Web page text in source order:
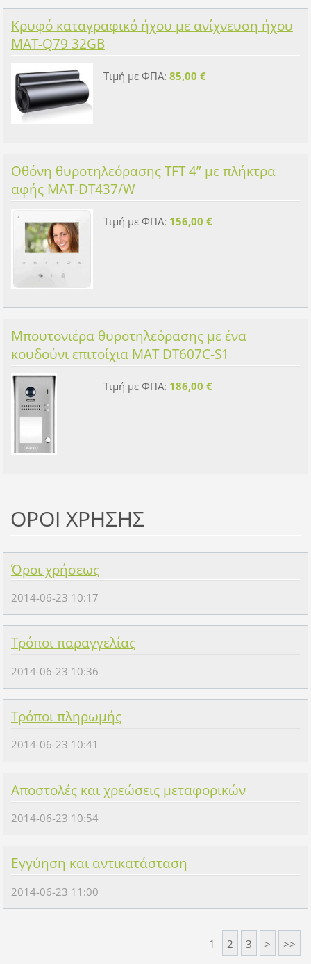
Κρυφό καταγραφικό ήχου με ανίχνευση ήχου
MAT-Q79 32GB
Τιμή με ΦΠΑ: 85,00 €
Οθόνη θυροτηλεόρασης TFT 4” με πλήκτρα
αφής MAT-DT437/W
Τιμή με ΦΠΑ: 156,00 €
Μπουτονιέρα θυροτηλεόρασης με ένα
κουδούνι επιτοίχια MAT DT607C-S1
Τιμή με ΦΠΑ: 186,00 €
ΟΡΟΙ ΧΡΗΣΗΣ
Όροι χρήσεως
2014-06-23 10:17
Τρόποι παραγγελίας
2014-06-23 10:36
Τρόποι πληρωμής
2014-06-23 10:41
Αποστολές και χρεώσεις μεταφορικών
2014-06-23 10:54
Εγγύηση και αντικατάσταση
2014-06-23 11:00
1 2 3 > >>